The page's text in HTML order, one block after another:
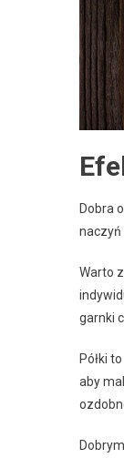
Dobra
naczyń
Warto
garnki
Półki
aby